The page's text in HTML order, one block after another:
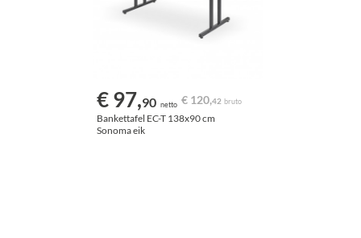
€ 97,90 netto € 120,42 bruto
Bankettafel EC-T 138x90 cm
Sonoma eik